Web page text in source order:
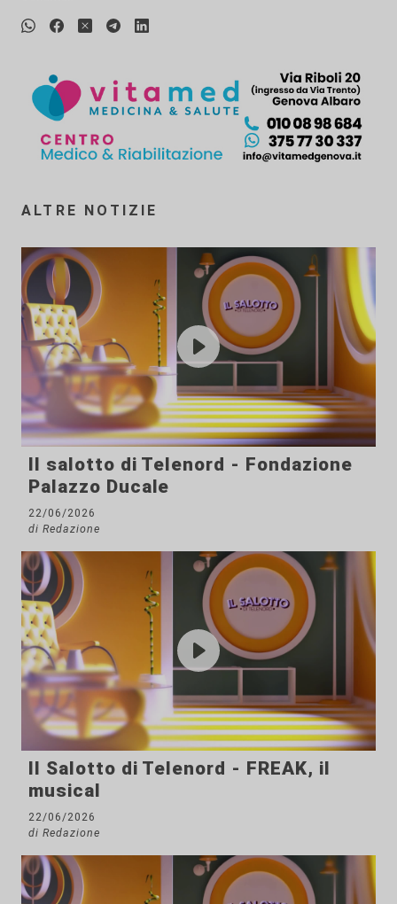
ALTRE NOTIZIE
Il salotto di Telenord - Fondazione
Palazzo Ducale
22/06/2026
di Redazione
Il Salotto di Telenord - FREAK, il
musical
22/06/2026
di Redazione